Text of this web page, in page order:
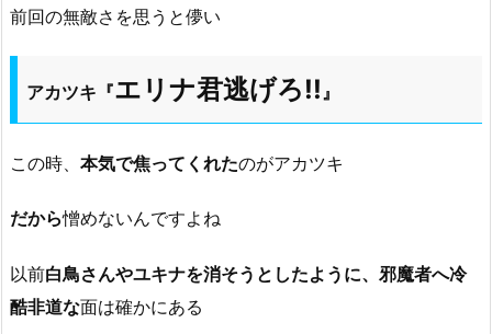
前回の無敵さを思うと儚い
アカツキ『エリナ君逃げろ!! 』
この時、 本気で焦ってくれたのがアカツキ
だから憎めないんですよね
以前白鳥さんやユキナを消そうとしたように、邪魔者へ冷
酷非道な面は確かにある